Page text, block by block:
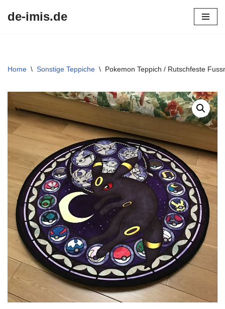
de-imis.de
Home \ Sonstige Teppiche \ Pokemon Teppich / Rutschfeste